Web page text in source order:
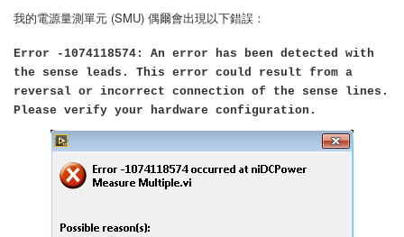
我的電源量測單元 (SMU) 偶爾會出現以下錯誤：
Error -1074118574: An error has been detected with
the sense leads. This error could result from a
reversal or incorrect connection of the sense lines.
Please verify your hardware configuration.